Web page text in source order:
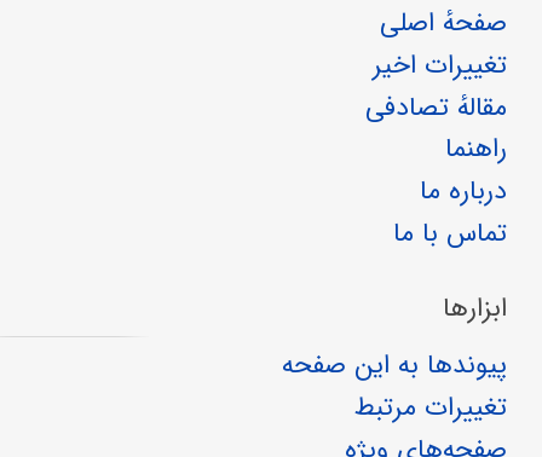
صفحهٔ اصلی
تغییرات اخیر
مقالهٔ تصادفی
راهنما
درباره ما
تماس با ما
ابزارها
پیوندها به این صفحه
تغییرات مرتبط